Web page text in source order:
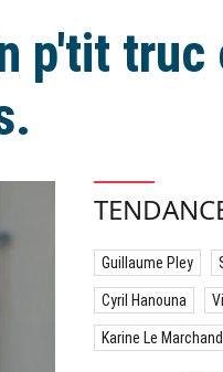
p'tit truc
Guillaume Pley
Cyril Hanouna
Karine Le Marchand